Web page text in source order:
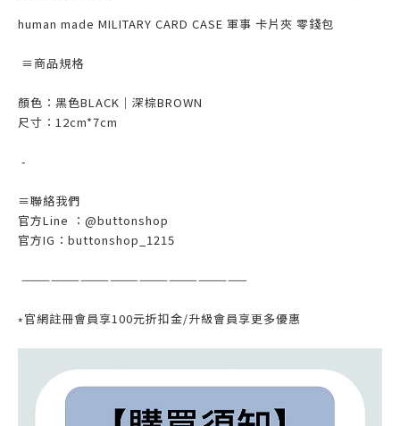
human made MILITARY CARD CASE 軍事 卡片夾 零錢包
≡商品規格
顏色：黑色BLACK｜深棕BROWN
尺寸：12cm*7cm
-
≡聯絡我們
官方Line ：@buttonshop
官方IG：buttonshop_1215
———————————————————————
⭒官網註冊會員享100元折扣金/升級會員享更多優惠